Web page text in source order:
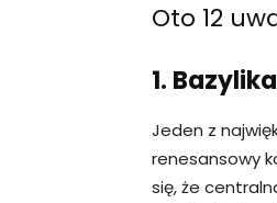
Oto 12
1.
Jeden z
renesansowy
się, że